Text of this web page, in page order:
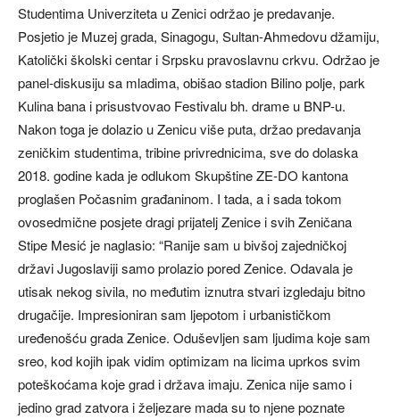
Studentima Univerziteta u Zenici održao je predavanje.
Posjetio je Muzej grada, Sinagogu, Sultan-Ahmedovu džamiju,
Katolički školski centar i Srpsku pravoslavnu crkvu. Održao je
panel-diskusiju sa mladima, obišao stadion Bilino polje, park
Kulina bana i prisustvovao Festivalu bh. drame u BNP-u.
Nakon toga je dolazio u Zenicu više puta, držao predavanja
zeničkim studentima, tribine privrednicima, sve do dolaska
2018. godine kada je odlukom Skupštine ZE-DO kantona
proglašen Počasnim građaninom. I tada, a i sada tokom
ovosedmične posjete dragi prijatelj Zenice i svih Zeničana
Stipe Mesić je naglasio: “Ranije sam u bivšoj zajedničkoj
državi Jugoslaviji samo prolazio pored Zenice. Odavala je
utisak nekog sivila, no međutim iznutra stvari izgledaju bitno
drugačije. Impresioniran sam ljepotom i urbanističkom
uređenošću grada Zenice. Oduševljen sam ljudima koje sam
sreo, kod kojih ipak vidim optimizam na licima uprkos svim
poteškoćama koje grad i država imaju. Zenica nije samo i
jedino grad zatvora i željezare mada su to njene poznate